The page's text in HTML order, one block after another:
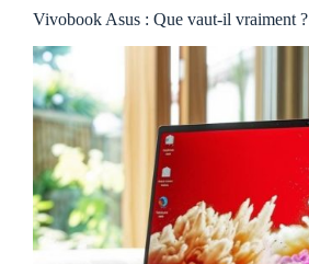
Vivobook Asus : Que vaut-il vraiment ?